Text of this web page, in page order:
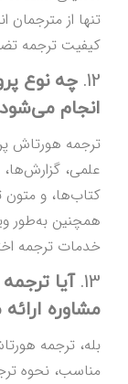
تنها از
کیفیت ترجمه
12. چه نوع
انجام
ترجمه هورتاش
علمی، گزارش‌ها،
کتاب‌ها، و متون
همچنین به‌طور
خدمات ترجمه
13. آیا
مشاوره
بله، ترجمه
مناسب، نحوه